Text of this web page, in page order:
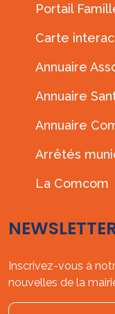
Portail
Carte
Annuaire
Annuaire
Annuaire
Arrêtés
La Comcom
Inscrivez-vous à
nouvelles de la